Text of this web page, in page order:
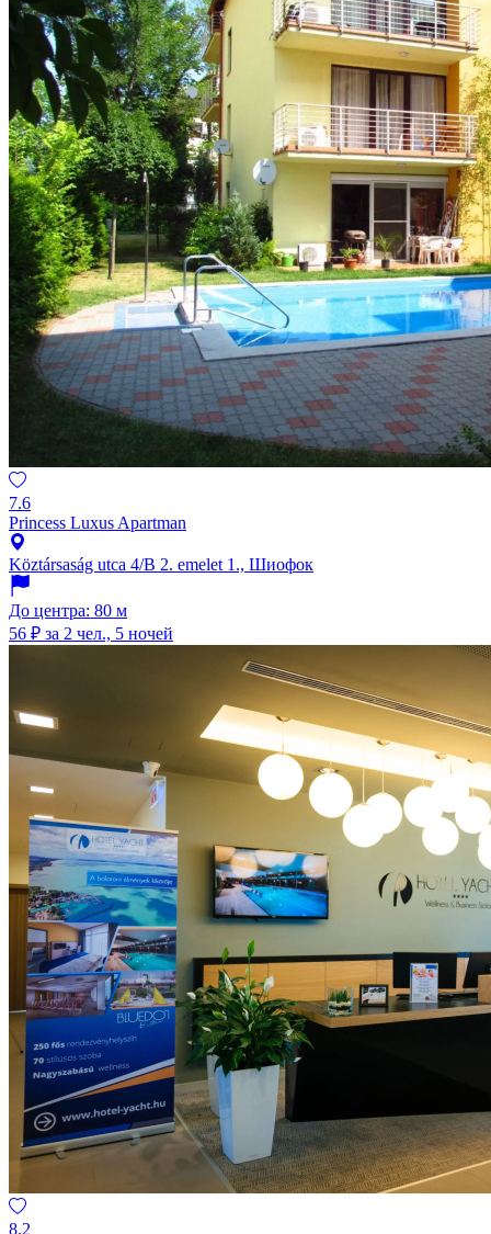
7.6
Princess Luxus Apartman
Köztársaság utca 4/B 2. emelet 1., Шиофок
До центра: 80 м
56 ₽ за 2 чел., 5 ночей
8.2